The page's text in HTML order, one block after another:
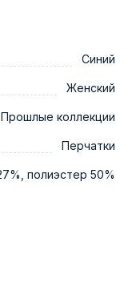
Синий
Женский
Прошлые коллекции
Перчатки
полиэстер 50%